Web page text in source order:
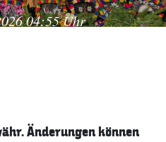
04:55 Uhr
Änderungen können